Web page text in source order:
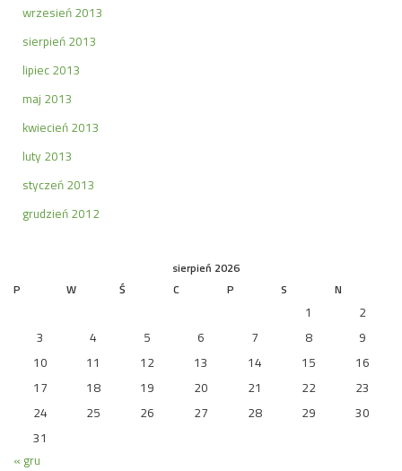
wrzesień 2013
sierpień 2013
lipiec 2013
maj 2013
kwiecień 2013
luty 2013
styczeń 2013
grudzień 2012
sierpień 2026
P
W Ś C P S N
1
2
3
4 5 6 7 8
9
10
11 12 13 14 15
16
17
18 19 20 21 22
23
24
25 26 27 28 29
30
31
« gru